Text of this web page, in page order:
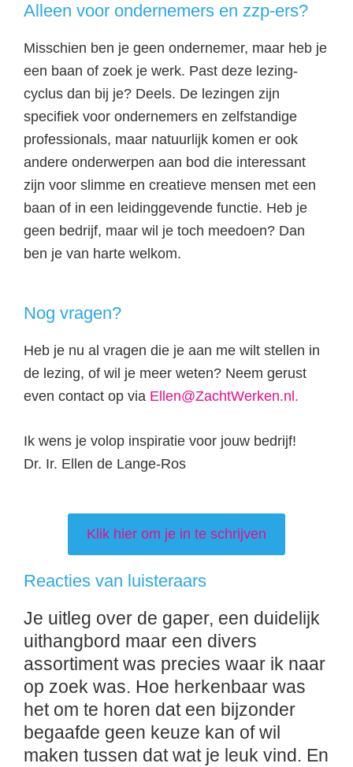
Alleen voor ondernemers en zzp-ers?
Misschien ben je geen ondernemer, maar heb je
een baan of zoek je werk. Past deze lezing-
cyclus dan bij je? Deels. De lezingen zijn
specifiek voor ondernemers en zelfstandige
professionals, maar natuurlijk komen er ook
andere onderwerpen aan bod die interessant
zijn voor slimme en creatieve mensen met een
baan of in een leidinggevende functie. Heb je
geen bedrijf, maar wil je toch meedoen? Dan
ben je van harte welkom.
Nog vragen?
Heb je nu al vragen die je aan me wilt stellen in
de lezing, of wil je meer weten? Neem gerust
even contact op via Ellen@ZachtWerken.nl.
Ik wens je volop inspiratie voor jouw bedrijf!
Dr. Ir. Ellen de Lange-Ros
Klik hier om je in te schrijven
Reacties van luisteraars
Je uitleg over de gaper, een duidelijk
uithangbord maar een divers
assortiment was precies waar ik naar
op zoek was. Hoe herkenbaar was
het om te horen dat een bijzonder
begaafde geen keuze kan of wil
maken tussen dat wat je leuk vind. En